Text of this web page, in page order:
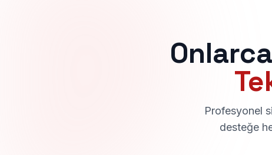
Profesyonel
desteğe